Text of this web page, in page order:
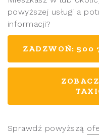
powyższej usługi a
informacji?
ZADZWOŃ: 500
Sprawdź powyższą